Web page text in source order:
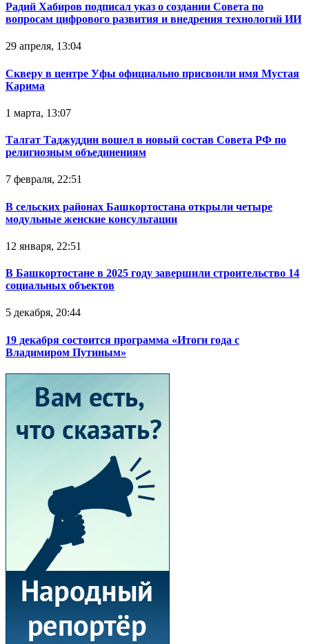
Радий Хабиров подписал указ о создании Совета по
вопросам цифрового развития и внедрения технологий ИИ
29 апреля, 13:04
Скверу в центре Уфы официально присвоили имя Мустая
Карима
1 марта, 13:07
Талгат Таджуддин вошел в новый состав Совета РФ по
религиозным объединениям
7 февраля, 22:51
В сельских районах Башкортостана открыли четыре
модульные женские консультации
12 января, 22:51
В Башкортостане в 2025 году завершили строительство 14
социальных объектов
5 декабря, 20:44
19 декабря состоится программа «Итоги года с
Владимиром Путиным»